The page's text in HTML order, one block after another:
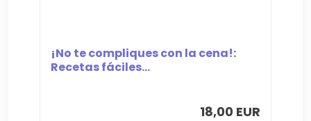
¡No te compliques con la cena!:
Recetas fáciles...
18,00 EUR